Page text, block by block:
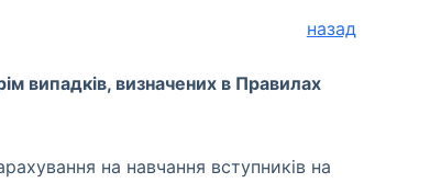
назад
випадків, визначених в Правилах
на навчання вступників на